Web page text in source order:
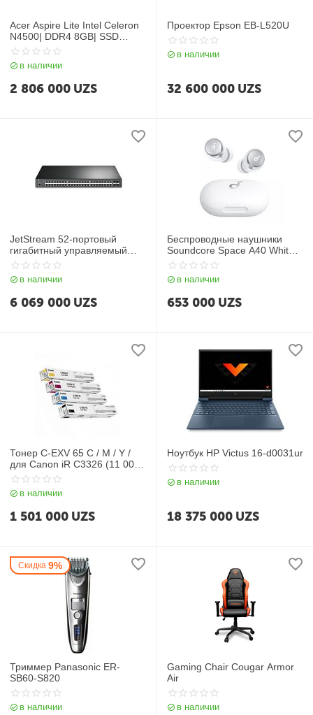
Acer Aspire Lite Intel Celeron
N4500| DDR4 8GB| SSD
256GB| 15.6″ FHD IPS
SlimBezel| Intel UHD
Graphics| Free Dos
в наличии
2 806 000 UZS
Проектор Epson EB-L520U
в наличии
32 600 000 UZS
JetStream 52-портовый
гигабитный управляемый
коммутатор уровня 2+ с 48
портами PoE+ TL-SG3452P
в наличии
6 069 000 UZS
Беспроводные наушники
Soundcore Space A40 White
Iteration 1
в наличии
653 000 UZS
Тонер C-EXV 65 C / M / Y /
для Canon iR C3326 (11 000
стр.)
в наличии
1 501 000 UZS
Ноутбук HP Victus 16-d0031ur
в наличии
18 375 000 UZS
Скидка 9%
Триммер Panasonic ER-
SB60-S820
в наличии
Gaming Chair Cougar Armor
Air
в наличии